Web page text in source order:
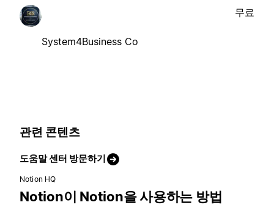
System4Business Co
무료
관련 콘텐츠
도움말 센터 방문하기
Notion HQ
Notion이 Notion을 사용하는 방법